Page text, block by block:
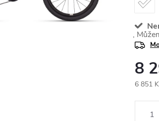
8
6 851